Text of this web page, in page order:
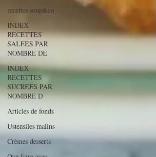
recettes soup&co
INDEX
RECETTES
SALEES PAR
NOMBRE DE
INDEX
RECETTES
SUCREES PAR
NOMBRE D
Articles de fonds
Ustensiles malins
Crèmes desserts